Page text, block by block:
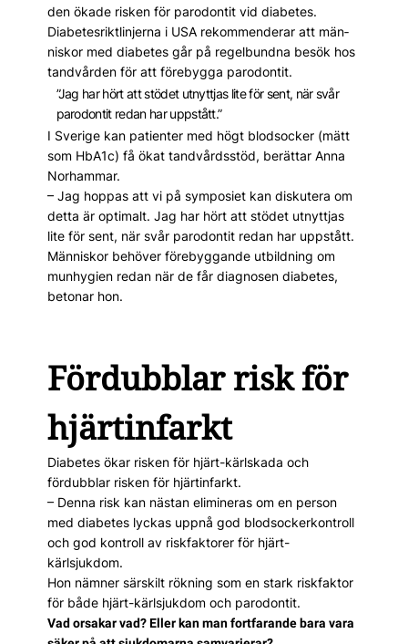
den ökade risken för parodontit vid dia­betes.
Diabetesriktlinjerna i USA rekommenderar att män­
niskor med diabetes går på regelbundna besök hos
tandvården för att förebygga parodontit.
”Jag har hört att stödet utnyttjas lite för sent, när svår
parodontit redan har uppstått.”
I Sverige kan patienter med högt blodsocker (mätt
som HbA1c) få ökat tandvårdsstöd, berättar Anna
Norhammar.
– Jag hoppas att vi på symposiet kan diskutera om
detta är optimalt. Jag har hört att stödet utnyttjas
lite för sent, när svår parodontit redan har uppstått.
Människor behöver förebyggande utbildning om
munhygien redan när de får diagnosen diabetes,
betonar hon.
Fördubblar risk för
hjärtinfarkt
Diabetes ökar risken för hjärt-kärlskada och
fördubblar risken för hjärtinfarkt.
– Denna risk kan nästan elimineras om en person
med dia­betes lyckas uppnå god blodsockerkontroll
och god kontroll av riskfaktorer för hjärt-
kärlsjukdom.
Hon nämner särskilt rökning som en stark riskfaktor
för både hjärt-kärlsjukdom och parodontit.
Vad orsakar vad? Eller kan man fortfarande bara vara